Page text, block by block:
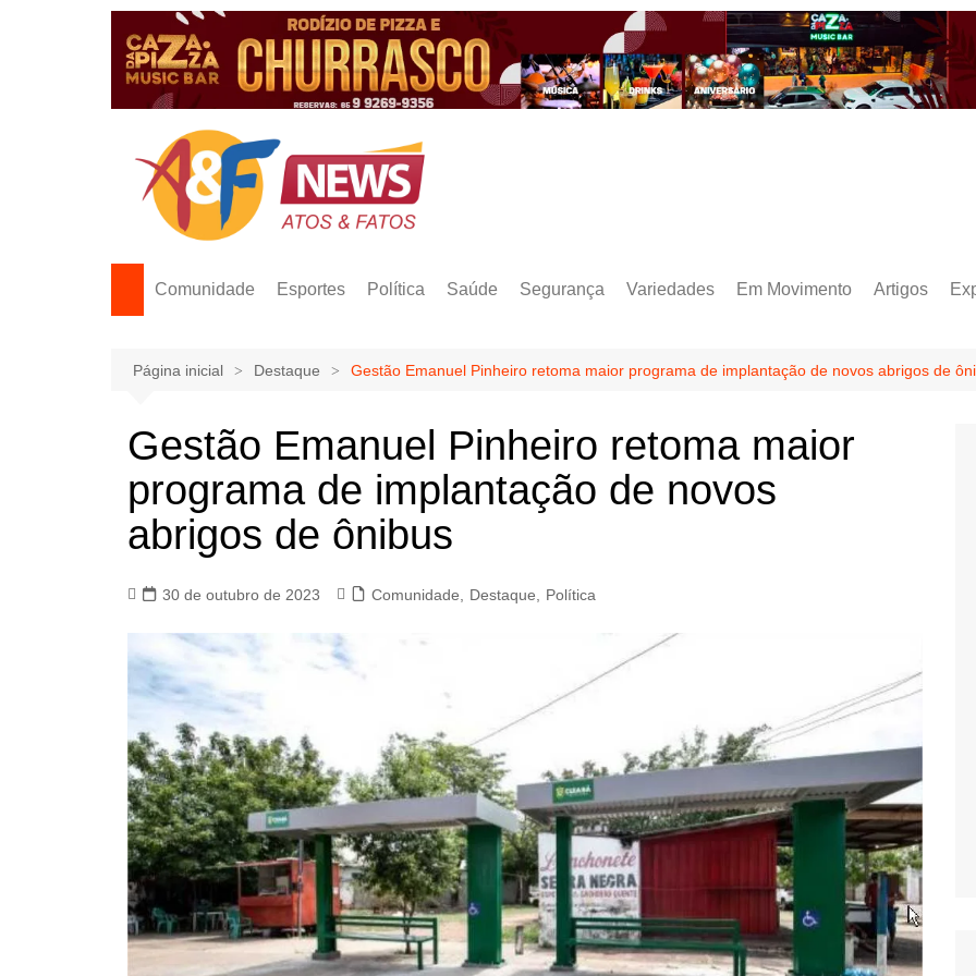
Comunidade Esportes Política Saúde Segurança Variedades Em Movimento Artigos
Página inicial Destaque Gestão Emanuel Pinheiro retoma maior programa de implantação de novos abrigos de
Gestão Emanuel Pinheiro retoma maior
programa de implantação de novos
abrigos de ônibus
30 de outubro de 2023 Comunidade Destaque Política